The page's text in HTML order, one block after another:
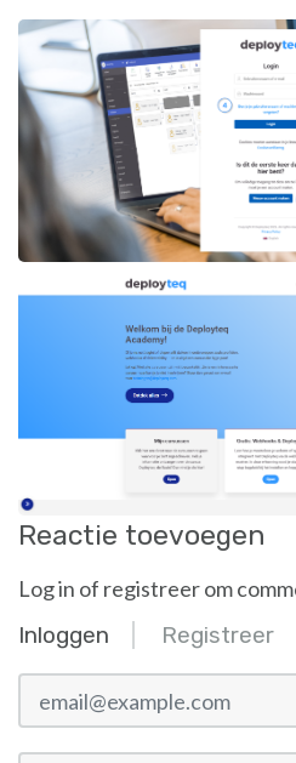
Reactie toevoegen
Log in of registreer om
Inloggen Registreer